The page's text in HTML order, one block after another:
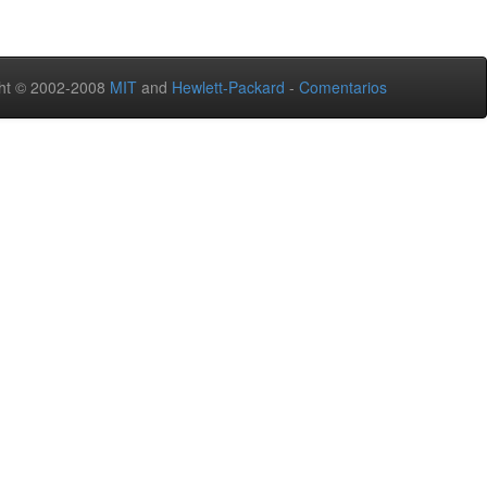
© 2002-2008 MIT and Hewlett-Packard - Comentarios